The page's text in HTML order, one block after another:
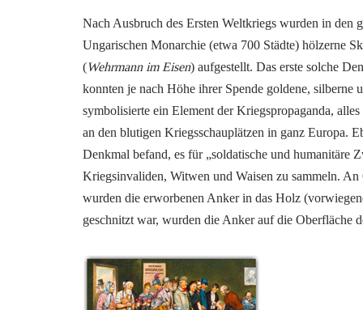
Nach Ausbruch des Ersten Weltkriegs wurden in den
Ungarischen Monarchie (etwa 700 Städte) hölzerne
(Wehrmann im Eisen) aufgestellt. Das erste solche
konnten je nach Höhe ihrer Spende goldene, silberne
symbolisierte ein Element der Kriegspropaganda,
an den blutigen Kriegsschauplätzen in ganz Europa.
Denkmal befand, es für „soldatische und
Kriegsinvaliden, Witwen und Waisen zu sammeln.
wurden die erworbenen Anker in das Holz
geschnitzt war, wurden die Anker auf die Oberfläche